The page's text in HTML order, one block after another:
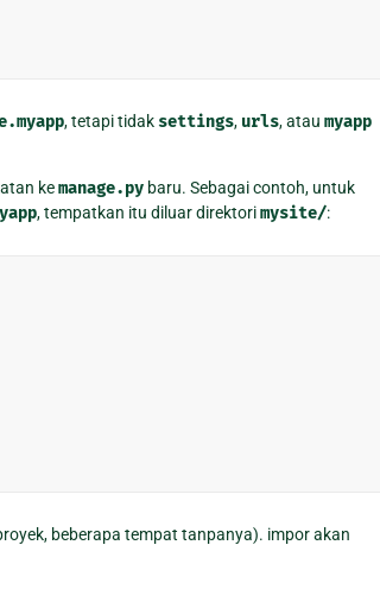
, tetapi tidak settings, urls, atau myapp
kemanage.py baru. Sebagai contoh, untuk
, tempatkan itu diluar direktorimysite/:
beberapa tempat tanpanya). impor akan